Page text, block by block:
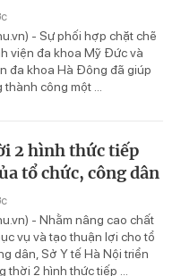
- Sự phối hợp chặt chẽ
viện đa khoa Mỹ Đức và
đa khoa Hà Đông đã giúp
công một ...
2 hình thức tiếp
tổ chức, công dân
- Nhằm nâng cao chất
vụ và tạo thuận lợi cho tổ
dân, Sở Y tế Hà Nội triển
thời 2 hình thức tiếp ...